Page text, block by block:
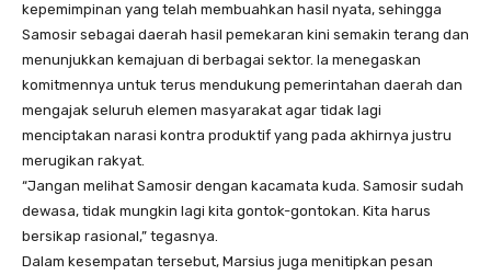
kepemimpinan yang telah membuahkan hasil nyata, sehingga
Samosir sebagai daerah hasil pemekaran kini semakin terang dan
menunjukkan kemajuan di berbagai sektor. Ia menegaskan
komitmennya untuk terus mendukung pemerintahan daerah dan
mengajak seluruh elemen masyarakat agar tidak lagi
menciptakan narasi kontra produktif yang pada akhirnya justru
merugikan rakyat.
“Jangan melihat Samosir dengan kacamata kuda. Samosir sudah
dewasa, tidak mungkin lagi kita gontok-gontokan. Kita harus
bersikap rasional,” tegasnya.
Dalam kesempatan tersebut, Marsius juga menitipkan pesan